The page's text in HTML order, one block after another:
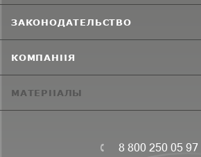
ЗАКОНОДАТЕЛЬСТВО
КОМПАНИЯ
МАТЕРИАЛЫ
8 800 250 05 97